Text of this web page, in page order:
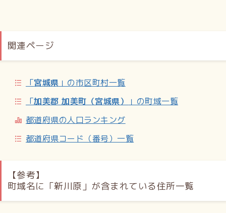
関連ページ
「宮城県 」の市区町村一覧
「加美郡 加美町（宮城県）
」の町域一覧
都道府県の人口ランキング
都道府県コード（番号）一覧
【参考】
町域名に「新川原」が含まれている住所一覧